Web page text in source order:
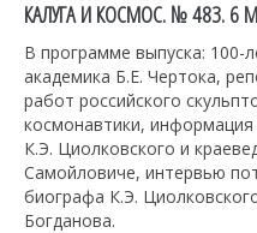
КАЛУГА И КОСМОС. № 483. 6
В программе выпуска: 100-
академика Б.Е. Чертока,
работ российского
космонавтики,
К.Э. Циолковского и
Самойловиче, интервью
биографа К.Э.
Богданова.